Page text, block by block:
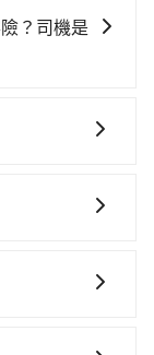
鐵從彰化站前
鐘出站、等
設3位同行，
雙北大城市的
送，則每人平
$3.2，從台中
（金額差異
需自付。再
人座可供選
外，偶爾也
也可考慮打電
連成計程
時叫車，那
返回，屏東縣
當場被坑受
？司機是
提供之車輛
他額外的費
兩筆訂單預